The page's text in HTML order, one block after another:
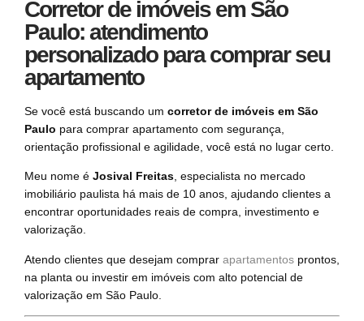
Corretor de imóveis em São
Paulo: atendimento
personalizado para comprar seu
apartamento
Se você está buscando um corretor de imóveis em São
Paulo para comprar apartamento com segurança,
orientação profissional e agilidade, você está no lugar certo.
Meu nome é Josival Freitas , especialista no mercado
imobiliário paulista há mais de 10 anos, ajudando clientes a
encontrar oportunidades reais de compra, investimento e
valorização.
Atendo clientes que desejam comprar apartamentos prontos,
na planta ou investir em imóveis com alto potencial de
valorização em São Paulo.